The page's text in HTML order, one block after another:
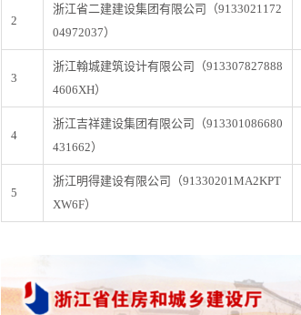
2
浙江省二建建设集团有限公司（9133021172
04972037）
3
浙江翰城建筑设计有限公司（913307827888
4606XH）
4
浙江吉祥建设集团有限公司（913301086680
431662）
5
浙江明得建设有限公司（91330201MA2KPT
XW6F）